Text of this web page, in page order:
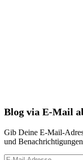
Blog via E-Mail
Gib Deine E-Mail-
und